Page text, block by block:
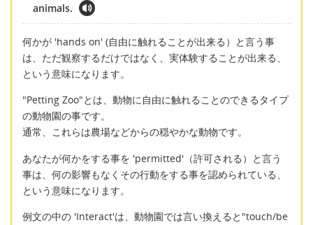
animals.
何かが 'hands on' (自由に触れることが出来る）と言う事
は、ただ観察するだけではなく、実体験することが出来る、
という意味になります。
"Petting Zoo"とは、動物に自由に触れることのできるタイプ
の動物園の事です。
通常、これらは農場などからの穏やかな動物です。
あなたが何かをする事を 'permitted'（許可される）と言う
事は、何の影響もなくその行動をする事を認められている、
という意味になります。
例文の中の 'Interact'は、動物園では言い換えると"touch/be